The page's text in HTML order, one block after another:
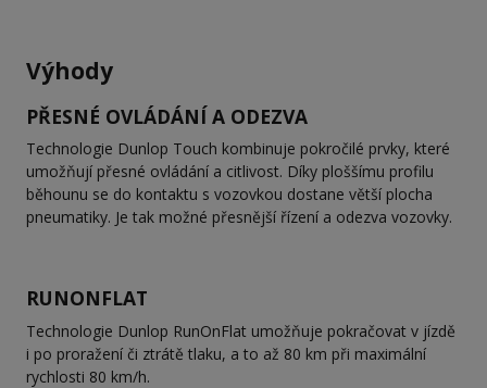
Výhody
PŘESNÉ OVLÁDÁNÍ A ODEZVA
Technologie Dunlop Touch kombinuje pokročilé prvky, které
umožňují přesné ovládání a citlivost. Díky ploššímu profilu
běhounu se do kontaktu s vozovkou dostane větší plocha
pneumatiky. Je tak možné přesnější řízení a odezva vozovky.
RUNONFLAT
Technologie Dunlop RunOnFlat umožňuje pokračovat v jízdě
i po proražení či ztrátě tlaku, a to až 80 km při maximální
rychlosti 80 km/h.